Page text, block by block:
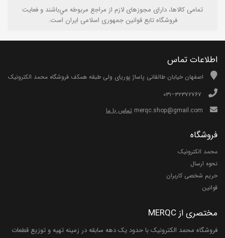
تمامی كالاها، دارای مجوزهای لازم از مراجع مربوطه مي‌باشند و فعایت
فروشگاه تابع قوانين جمهوری اسلامی ايران است.
اطلاعات تماس
اصفهان خیابان طالقانی پاساژ پوریای ولی طبقه همکف فروشگاه محمد الکترونیک
تماس با ما
فروشگاه
محمد الکترونیک
نحوه ارسال
حریم شخصی کاربران
قوانین
مختصری از MERQC
فروشگاه محمد الکترونیک با حدود یک دهه سابقه در زمینه تهیه و توزیع قطعات